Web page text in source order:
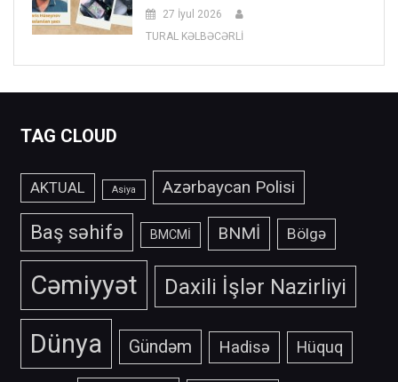
27 İyul 2026
TURAL KƏLBƏCƏRLİ
TAG CLOUD
AKTUAL Asiya Azərbaycan Polisi
Baş səhifə BMCMİ BNMİ Bölgə
Cəmiyyət Daxili İşlər Nazirliyi
Dünya Gündəm Hadisə Hüquq